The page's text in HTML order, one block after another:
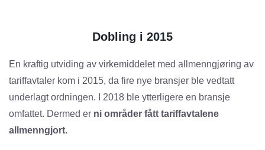
Dobling i 2015
En kraftig utviding av virkemiddelet med allmenngjøring av
tariffavtaler kom i 2015, da fire nye bransjer ble vedtatt
underlagt ordningen. I 2018 ble ytterligere en bransje
omfattet. Dermed er ni områder fått tariffavtalene
allmenngjort.